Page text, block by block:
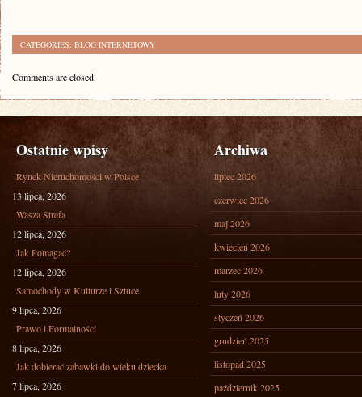
CATEGORIES: BLOG INTERNETOWY
Comments are closed.
Ostatnie wpisy
Rynek Nieruchomości w Polsce
13 lipca, 2026
Wasza Strefa
12 lipca, 2026
Jak Pomagać?
12 lipca, 2026
Samochody w Kulturze i Sztuce
9 lipca, 2026
Prawo i Formalności
8 lipca, 2026
Jak dobierać zabawki do wieku dziecka
7 lipca, 2026
Archiwa
lipiec 2026
czerwiec 2026
maj 2026
kwiecień 2026
marzec 2026
luty 2026
styczeń 2026
grudzień 2025
listopad 2025
październik 2025